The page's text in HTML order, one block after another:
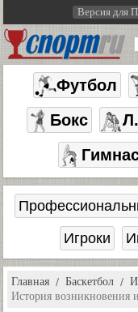
Версия для
Футбол
Бокс
Игроки
Главная Баскетбол
История возникновения